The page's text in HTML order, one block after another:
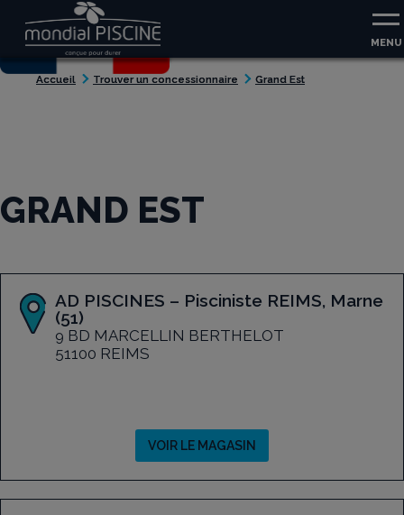
MENU
Accueil Trouver un concessionnaire Grand Est
GRAND EST
AD PISCINES – Pisciniste REIMS, Marne
(51)
9 BD MARCELLIN BERTHELOT
51100 REIMS
VOIR LE MAGASIN